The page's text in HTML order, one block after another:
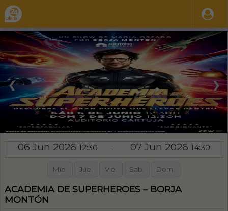
❮ ❯
06 Jun 202612:30 - 07 Jun 2026 14:30
Mie. Jue. Vie. Sab. Dom.
ACADEMIA DE SUPERHEROES – BORJA
MONTÓN